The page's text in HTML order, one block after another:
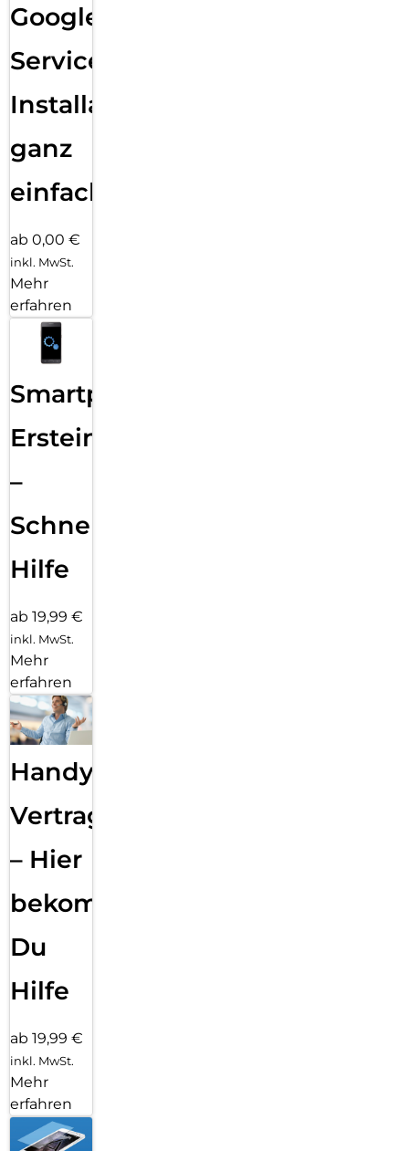
Google
Services
Installation
ganz
einfach
ab 0,00 €
inkl. MwSt.
Mehr
erfahren
Smartphone
Ersteinrichtung
–
Schnelle
Hilfe
ab 19,99 €
inkl. MwSt.
Mehr
erfahren
Handy
Vertragsabwicklung
– Hier
bekommst
Du
Hilfe
ab 19,99 €
inkl. MwSt.
Mehr
erfahren